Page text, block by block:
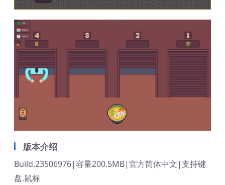
版本介绍
Build.23506976|容量200.5MB|官方简体中文|支持键
盘.鼠标